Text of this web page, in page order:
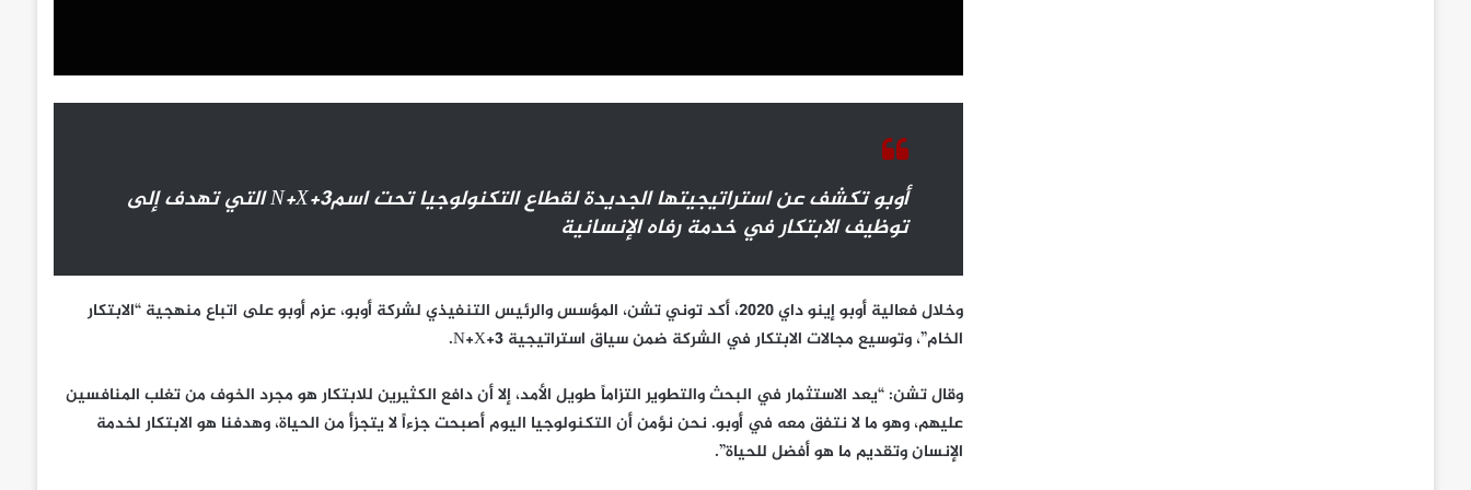
أوبو تكشف عن استراتيجيتها الجديدة لقطاع التكنولوجيا تحت اسم3+N+X
التي تهدف إلى
توظيف الابتكار في خدمة رفاه الإنسانية
وخلال فعالية أوبو إينو داي 2020، أكد توني تشن، المؤسس والرئيس التنفيذي لشركة أوبو، عزم أوبو على اتباع منهجية “الابتكار
الخام”، وتوسيع مجالات الابتكار في الشركة ضمن سياق استراتيجية 3+N+X.
وقال تشن: “يعد الاستثمار في البحث والتطوير التزاماً طويل الأمد، إلا أن دافع الكثيرين للابتكار هو مجرد الخوف من تغلب المنافسين
عليهم، وهو ما لا نتفق معه في أوبو. نحن نؤمن أن التكنولوجيا اليوم أصبحت جزءاً لا يتجزأ من الحياة، وهدفنا هو الابتكار لخدمة
الإنسان وتقديم ما هو أفضل للحياة”.